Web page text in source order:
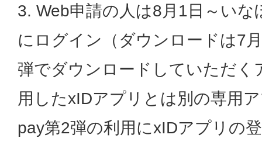
3. Web申請の人は8月1日～い
にログイン（ダウンロードは7
弾でダウンロードしていただく
用したxIDアプリとは別の専用
pay第2弾の利用にxIDアプリの